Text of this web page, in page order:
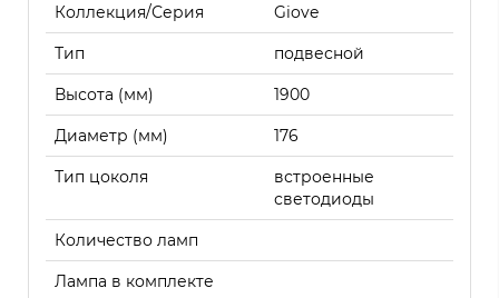
Коллекция/Серия Giove
Тип подвесной
Высота (мм) 1900
Диаметр (мм) 176
Тип цоколя
встроенные
светодиоды
Количество ламп
Лампа в комплекте